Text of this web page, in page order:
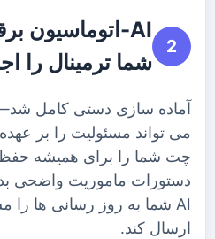
2
شما ترمینال را
می تواند مسئولیت را بر عهده
چت شما را برای همیشه حفظ
دستورات ماموریت واضحی
ارسال کند.